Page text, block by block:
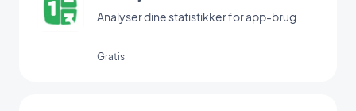
Analyser dine statistikker for app-brug
Gratis